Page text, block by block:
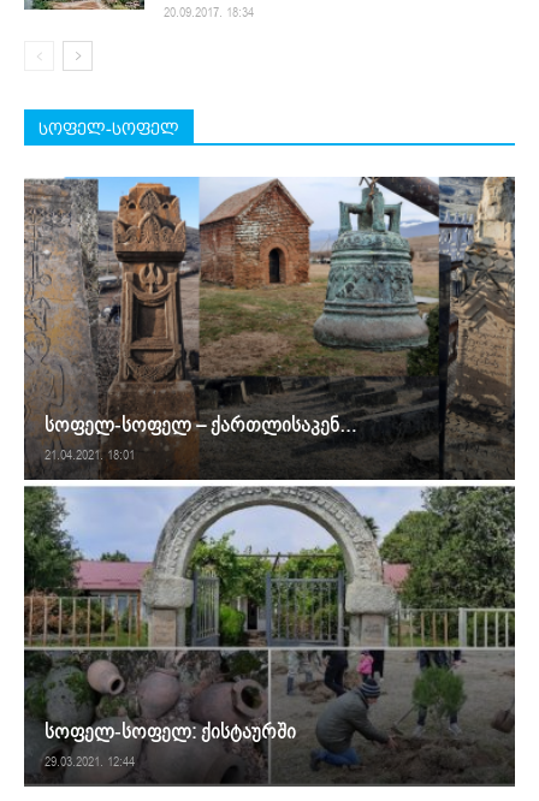
20.09.2017. 18:34
სოფელ-სოფელ
სოფელ-სოფელ – ქართლისაკენ…
21.04.2021. 18:01
სოფელ-სოფელ: ქისტაურში
29.03.2021. 12:44